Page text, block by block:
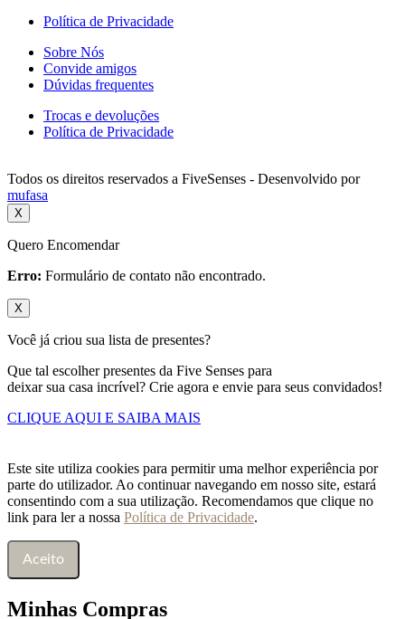
Política de Privacidade
Sobre Nós
Convide amigos
Dúvidas frequentes
Trocas e devoluções
Política de Privacidade
Todos os direitos reservados a FiveSenses - Desenvolvido por
mufasa
X
Quero Encomendar
Erro: Formulário de contato não encontrado.
X
Você já criou sua lista de presentes?
Que tal escolher presentes da Five Senses para
deixar sua casa incrível? Crie agora e envie para seus convidados!
CLIQUE AQUI E SAIBA MAIS
Este site utiliza cookies para permitir uma melhor experiência por
parte do utilizador. Ao continuar navegando em nosso site, estará
consentindo com a sua utilização. Recomendamos que clique no
link para ler a nossa Política de Privacidade.
Aceito
Minhas Compras